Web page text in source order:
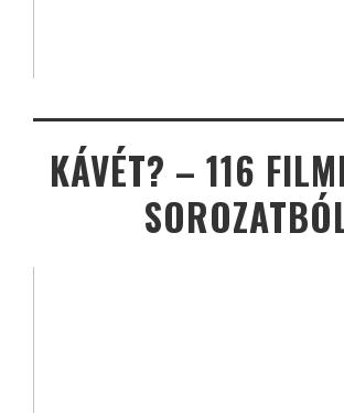
KÁVÉT? – 116